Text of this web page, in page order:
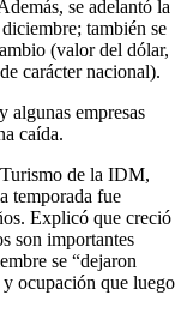
se adelantó la
también se
(valor del dólar,
carácter nacional).
algunas empresas
caída.
de la IDM,
temporada fue
Explicó que creció
son importantes
se “dejaron
ocupación que luego